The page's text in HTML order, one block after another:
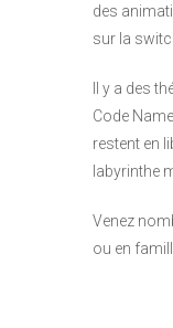
des
sur la
Il y a des
Code
restent en
labyrinthe
Venez
ou en